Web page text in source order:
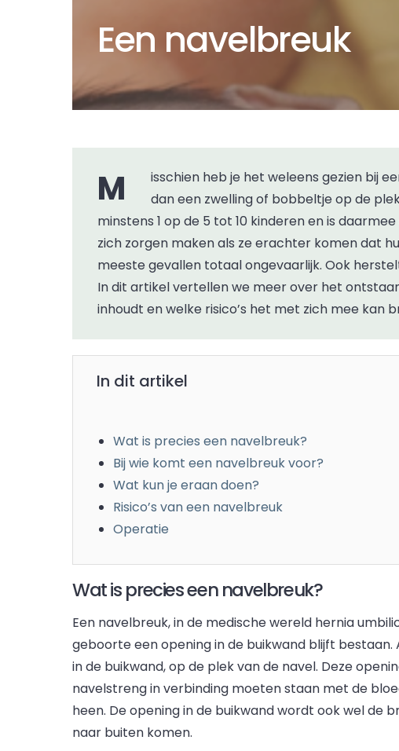
Een navelbreuk
Misschien heb je het weleens gezien bij een baby of jong kind: een navelbreuk. Je ziet
dan een zwelling of bobbeltje op de
minstens 1 op de 5 tot 10 kinderen en is
zich zorgen maken als ze erachter komen dat
meeste gevallen totaal ongevaarlijk. Ook
In dit artikel vertellen we meer over het
inhoudt en welke risico’s het met zich mee kan
In dit artikel
Wat is precies een navelbreuk?
Bij wie komt een navelbreuk voor?
Wat kun je eraan doen?
Risico’s van een navelbreuk
Operatie
Wat is precies een navelbreuk?
Een navelbreuk, in de medische wereld hernia
geboorte een opening in de buikwand blijft
in de buikwand, op de plek van de navel. Deze
navelstreng in verbinding moeten staan met de
heen. De opening in de buikwand wordt ook wel de
naar buiten komen.